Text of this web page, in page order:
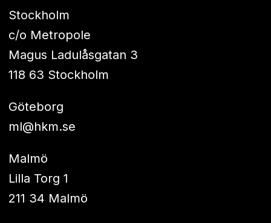
Stockholm
c/o Metropole
Magus Ladulåsgatan 3
118 63 Stockholm
Göteborg
ml@hkm.se
Malmö
Lilla Torg 1
211 34 Malmö